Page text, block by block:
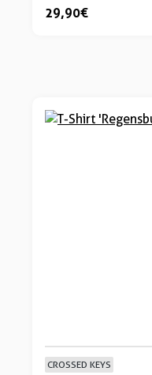
29,90 €
CROSSED KEYS